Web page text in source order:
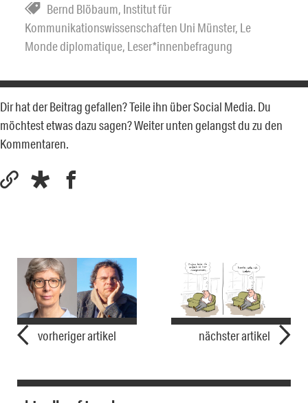
Bernd Blöbaum, Institut für
Kommunikationswissenschaften Uni Münster, Le
Monde diplomatique, Leser*innenbefragung
Dir hat der Beitrag gefallen? Teile ihn über Social Media. Du
möchtest etwas dazu sagen? Weiter unten gelangst du zu den
Kommentaren.
vorheriger artikel nächster artikel